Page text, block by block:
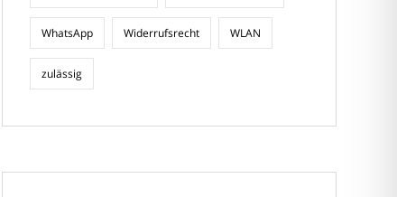
WhatsApp Widerrufsrecht WLAN
zulässig